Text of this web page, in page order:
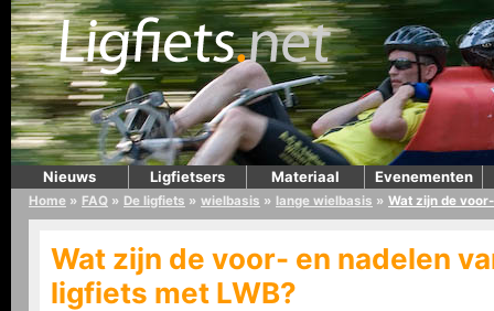
Nieuws Ligfietsers Materiaal Evenementen
Home » FAQ » De ligfiets » wielbasis » lange wielbasis » Wat zijn de
Wat zijn de voor- en nadelen
ligfiets met LWB?